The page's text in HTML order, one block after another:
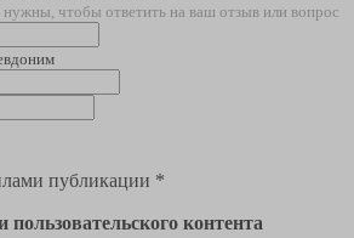
чтобы ответить на ваш отзыв или вопрос
публикации *
контента